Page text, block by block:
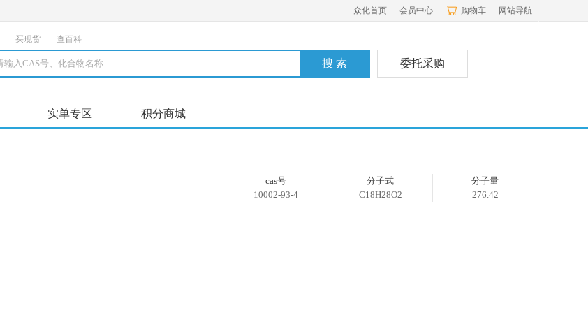
众化首页 会员中心 购物车 网站导航
买现货 查百科
委托采购
实单专区 积分商城
cas号
10002-93-4
分子式
C18H28O2
分子量
276.42